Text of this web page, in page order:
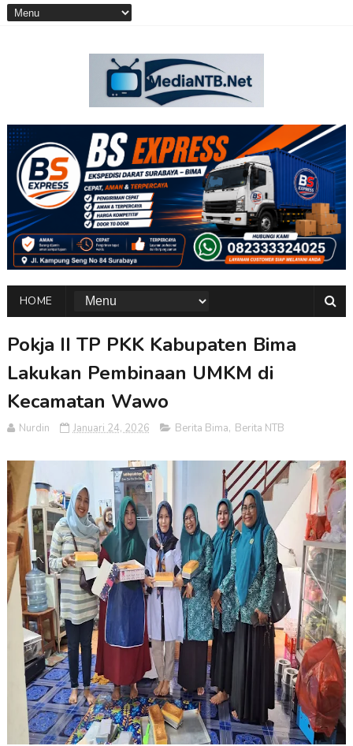
HOME
Pokja II TP PKK Kabupaten Bima
Lakukan Pembinaan UMKM di
Kecamatan Wawo
Nurdin Januari 24, 2026 Berita Bima, Berita NTB